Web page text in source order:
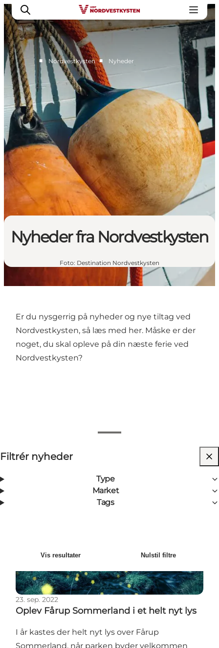
Feriesteder
Inspiration
Handicapvenlig ferie
Events
Overnatning
Planlæg din ferie
■ Nordvestkysten ■ Nyheder
Nyheder fra Nordvestkysten
Foto: Destination Nordvestkysten
Er du nysgerrig på nyheder og nye tiltag ved
Nordvestkysten, så læs med her. Måske er der
noget, du skal opleve på din næste ferie ved
Nordvestkysten?
Vis filtre
Filtrér nyheder
Type
Market
Tags
Vis resultater Nulstil filtre
Oplev Fårup Sommerland i et helt nyt lys
23. sep. 2022
Oplev Fårup Sommerland i et helt nyt lys
I år kastes der helt nyt lys over Fårup
Sommerland, når parken byder velkommen